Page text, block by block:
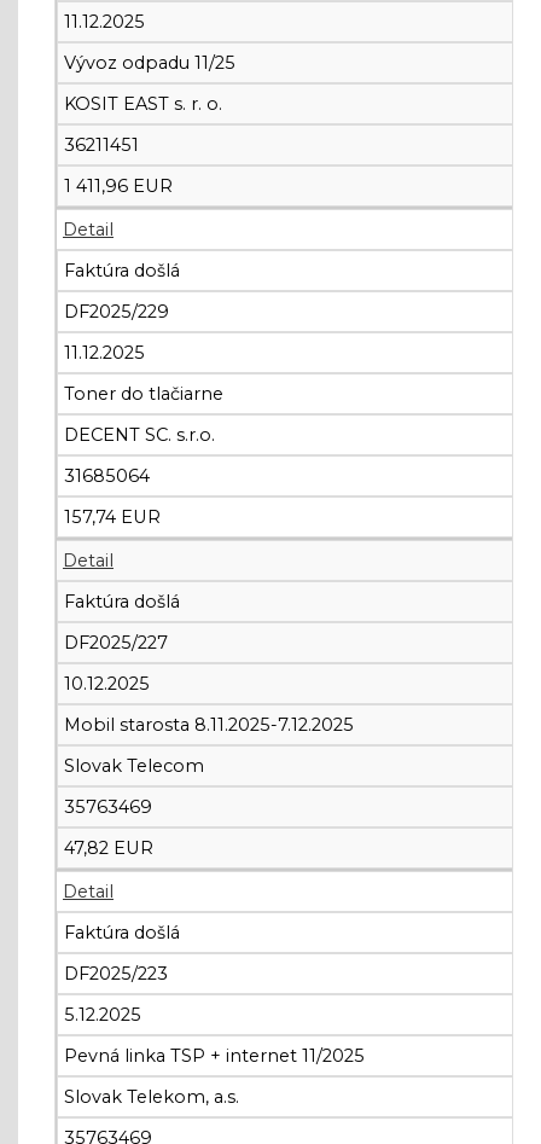
11.12.2025
Vývoz odpadu 11/25
KOSIT EAST s. r. o.
36211451
1 411,96 EUR
Detail
Faktúra došlá
DF2025/229
11.12.2025
Toner do tlačiarne
DECENT SC. s.r.o.
31685064
157,74 EUR
Detail
Faktúra došlá
DF2025/227
10.12.2025
Mobil starosta 8.11.2025-7.12.2025
Slovak Telecom
35763469
47,82 EUR
Detail
Faktúra došlá
DF2025/223
5.12.2025
Pevná linka TSP + internet 11/2025
Slovak Telekom, a.s.
35763469